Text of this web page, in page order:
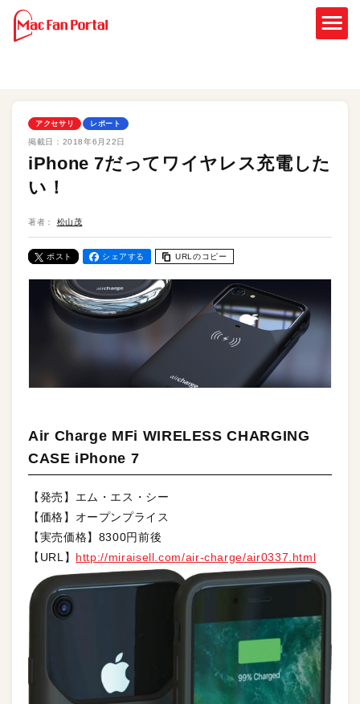
アクセサリ レポート
掲載日： 2018年6月22日
iPhone 7だってワイヤレス充電した
い！
著者： 松山茂
ポスト シェアする URLのコピー
Air Charge MFi WIRELESS CHARGING
CASE iPhone 7
【発売】エム・エス・シー
【価格】オープンプライス
【実売価格】8300円前後
【URL】 http://miraisell.com/air-charge/air0337.html